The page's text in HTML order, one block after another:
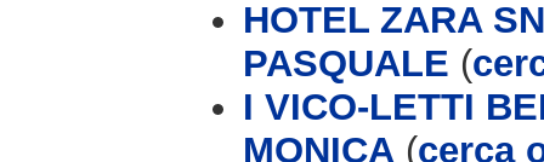
HOTEL ZARA
PASQUALE (
I VICO-LETTI
MONICA (cerca